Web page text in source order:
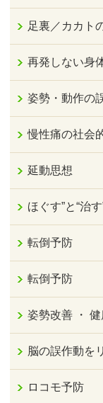
足裏／カカト
再発しない身
姿勢・動作の
慢性痛の社会
延動思想
ほぐす”と“治
転倒予防
転倒予防
姿勢改善 ・
脳の誤作動を
ロコモ予防